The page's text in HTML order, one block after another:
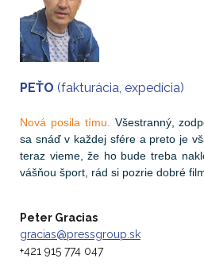
PEŤO (fakturácia, expedícia)
Nová posila tímu.
Všestranný,
sa snáď v každej sfére a preto je
teraz vieme, že ho bude treba
vášňou šport, rád si pozrie dobré
Peter Gracias
gracias@pressgroup.sk
+421 915 774 047